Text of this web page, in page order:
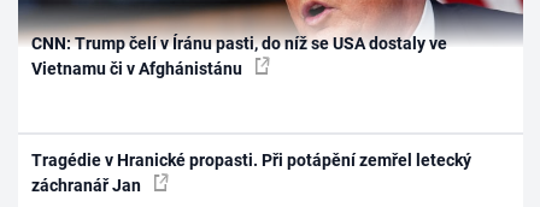
CNN: Trump čelí v Íránu pasti, do níž se USA dostaly ve
Vietnamu či v Afghánistánu
Tragédie v Hranické propasti. Při potápění zemřel letecký
záchranář Jan